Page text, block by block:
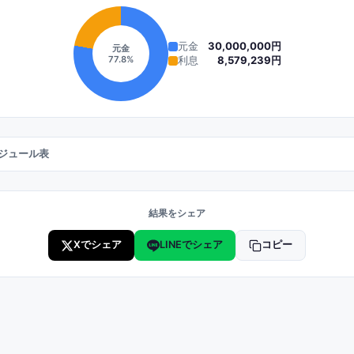
元金
77.8%
元金
30,000,000円
利息
8,579,239円
ュール表
結果をシェア
Xでシェア LINEでシェア コピー